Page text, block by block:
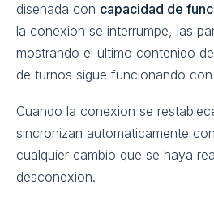
disenada con capacidad de
la conexion se interrumpe, las
mostrando el ultimo contenido
de turnos sigue funcionando con
Cuando la conexion se
sincronizan automaticamente
cualquier cambio que se haya
desconexion.